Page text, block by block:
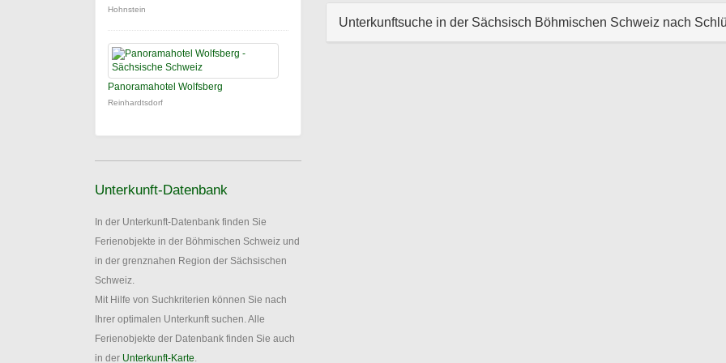
Hohnstein
Panoramahotel Wolfsberg
Reinhardtsdorf
Unterkunft-Datenbank
In der Unterkunft-Datenbank finden Sie
Ferienobjekte in der Böhmischen Schweiz und
in der grenznahen Region der Sächsischen
Schweiz.
Mit Hilfe von Suchkriterien können Sie nach
Ihrer optimalen Unterkunft suchen. Alle
Ferienobjekte der Datenbank finden Sie auch
in der Unterkunft-Karte.
Unterkunftsuche in der Sächsisch Böhmischen Schweiz nach